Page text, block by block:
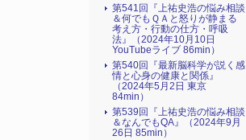
第541回『上祐史浩の悩み相談
＆何でもＱＡと怒りが静まる
考え方・行動の仕方・呼吸
法』（2024年10月10日
YouTubeライブ 86min）
第540回『最新脳科学が説く感
情と心身の健康と関係』
（2024年5月2日 東京
84min）
第539回『上祐史浩の悩み相談
＆なんでもQA』（2024年9月
26日 85min）